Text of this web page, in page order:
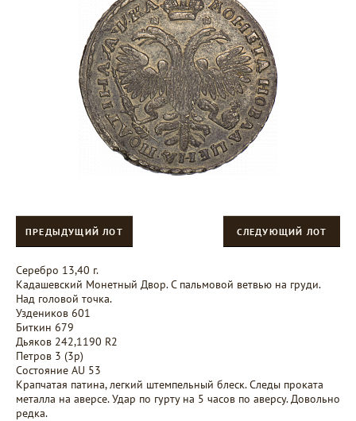
ПРЕДЫДУЩИЙ ЛОТ СЛЕДУЮЩИЙ ЛОТ
Серебро 13,40 г.
Кадашевский Монетный Двор. С пальмовой ветвью на груди.
Над головой точка.
Уздеников 601
Биткин 679
Дьяков 242,1190 R2
Петров 3 (3р)
Состояние AU 53
Крапчатая патина, легкий штемпельный блеск. Следы проката
металла на аверсе. Удар по гурту на 5 часов по аверсу. Довольно
редка.